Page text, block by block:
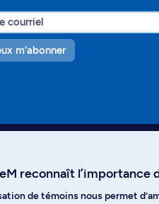
m'abonner
reconnaît
de témoins nous permet